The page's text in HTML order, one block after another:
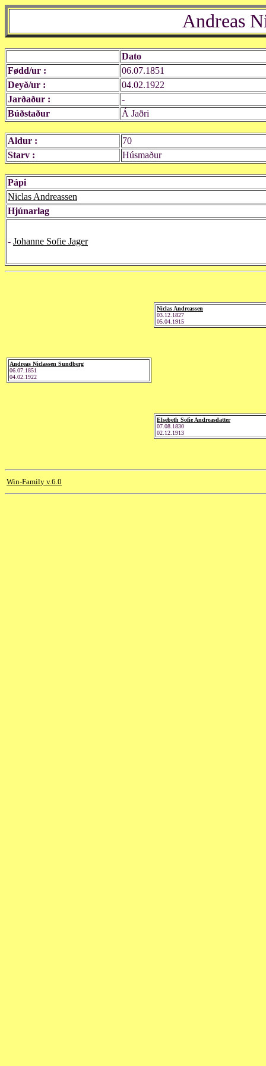
Andreas
Dato
Fødd/ur :
06.07.1851
Deyð/ur :
04.02.1922
Jarðaður :
-
Búðstaður
Á Jaðri
Aldur :
70
Starv :
Húsmaður
Pápi
Niclas Andreassen
Hjúnarlag
- Johanne Sofie Jager
Andreas Niclassen Sundberg
06.07.1851
04.02.1922
Niclas Andreassen
03.12.1827
05.04.1915
Elsebeth Sofie Andreasdatter
07.08.1830
02.12.1913
Win-Family v.6.0